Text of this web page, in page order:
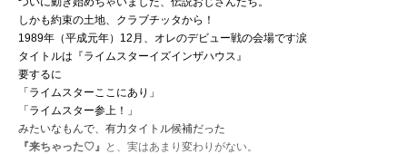
しかも約束の土地、クラブチッタから！
1989年（平成元年）12月、オレのデビュー戦の会場です涙
タイトルは『ライムスターイズインザハウス』
要するに
「ライムスターここにあり」
「ライムスター参上！」
みたいなもんで、有力タイトル候補だった
『来ちゃった♡』 と、実はあまり変わりがない。